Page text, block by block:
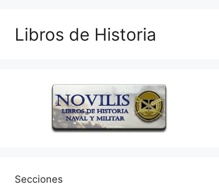
Libros de Historia
Secciones